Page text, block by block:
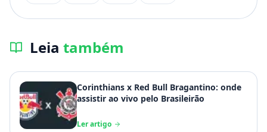
Leia também
Corinthians x Red Bull Bragantino: onde
assistir ao vivo pelo Brasileirão
Ler artigo